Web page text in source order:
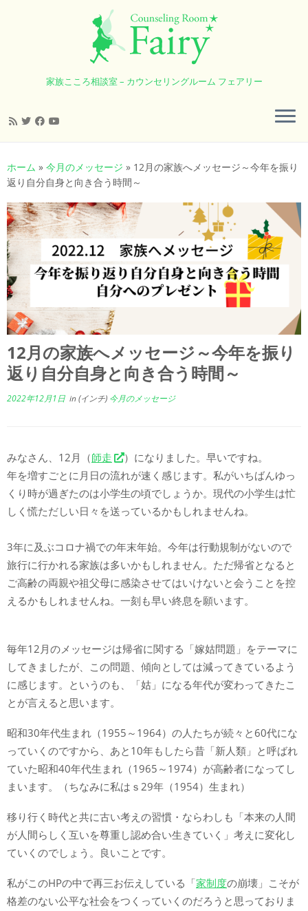
ン
テ
ツ
へ
ス
キ
ッ
プ
家族こころ相談室 – カウンセリングルーム フェアリー
ホーム » 今月のメッセージ » 12月の家族へメッセージ～今年を振り
返り自分自身と向き合う時間～
12月の家族へメッセージ～今年を振り
返り自分自身と向き合う時間～
2022年12月1日 in (インチ) 今月のメッセージ
みなさん、12月（師走
）になりました。早いですね。
年を増すごとに月日の流れが速く感じます。私がいちばんゆっ
くり時が過ぎたのは小学生の頃でしょうか。現代の小学生は忙
しく慌ただしい日々を送っているかもしれませんね。
3年に及ぶコロナ禍での年末年始。今年は行動規制がないので
旅行に行かれる家族は多いかもしれません。ただ帰省となると
ご高齢の両親や祖父母に感染させてはいけないと会うことを控
えるかもしれませんね。一刻も早い終息を願います。
毎年12月のメッセージは帰省に関する「嫁姑問題」をテーマに
してきましたが、この問題、傾向としては減ってきているよう
に感じます。というのも、「姑」になる年代が変わってきたこ
とが言えると思います。
昭和30年代生まれ（1955～1964）の人たちが続々と60代にな
っていくのですから、あと10年もしたら昔「新人類」と呼ばれ
ていた昭和40年代生まれ（1965～1974）が高齢者になってし
まいます。（ちなみに私はｓ29年（1954）生まれ）
移り行く時代と共に古い考えの習慣・ならわしも「本来の人間
が人間らしく互いを尊重し認め合い生きていく」考えに変化し
ていくのでしょう。良いことです。
私がこのHPの中で再三お伝えしている「家制度の崩壊」こそが
格差のない公平な社会をつくっていくのだろうと思っておりま